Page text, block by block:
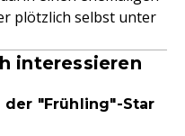
plötzlich selbst unter
interessieren
der "Frühling"-Star